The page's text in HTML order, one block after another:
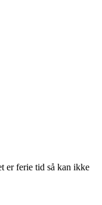
er ferie tid så kan ikke